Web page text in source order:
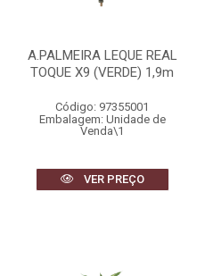
A.PALMEIRA LEQUE REAL
TOQUE X9 (VERDE) 1,9m
Código: 97355001
Embalagem: Unidade de
Venda\1
VER PREÇO